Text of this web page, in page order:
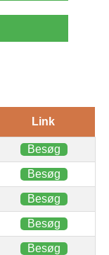
Link
Besøg
Besøg
Besøg
Besøg
Besøg